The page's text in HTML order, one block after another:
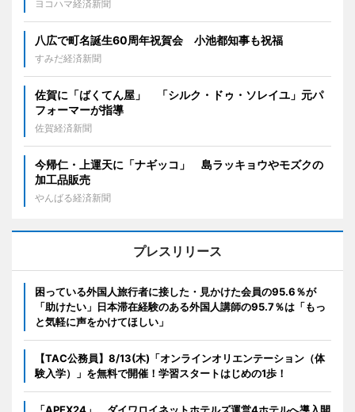
ヨコハマ経済新聞
八広で町名誕生60周年祝賀会 小池都知事も祝福
すみだ経済新聞
佐賀に「ばくてん屋」 「シルク・ドゥ・ソレイユ」元パ
フォーマーが指導
佐賀経済新聞
今帰仁・上運天に「ナギッコ」 島ラッキョウやモズクの
加工品販売
やんばる経済新聞
プレスリリース
困っている外国人旅行者に接した・見かけた会員の95.6％が
「助けたい」日本滞在経験のある外国人講師の95.7％は「もっ
と気軽に声をかけてほしい」
【TAC公務員】8/13(木)「オンラインオリエンテーション（体
験入学）」を無料で開催！学習スタートはじめの1歩！